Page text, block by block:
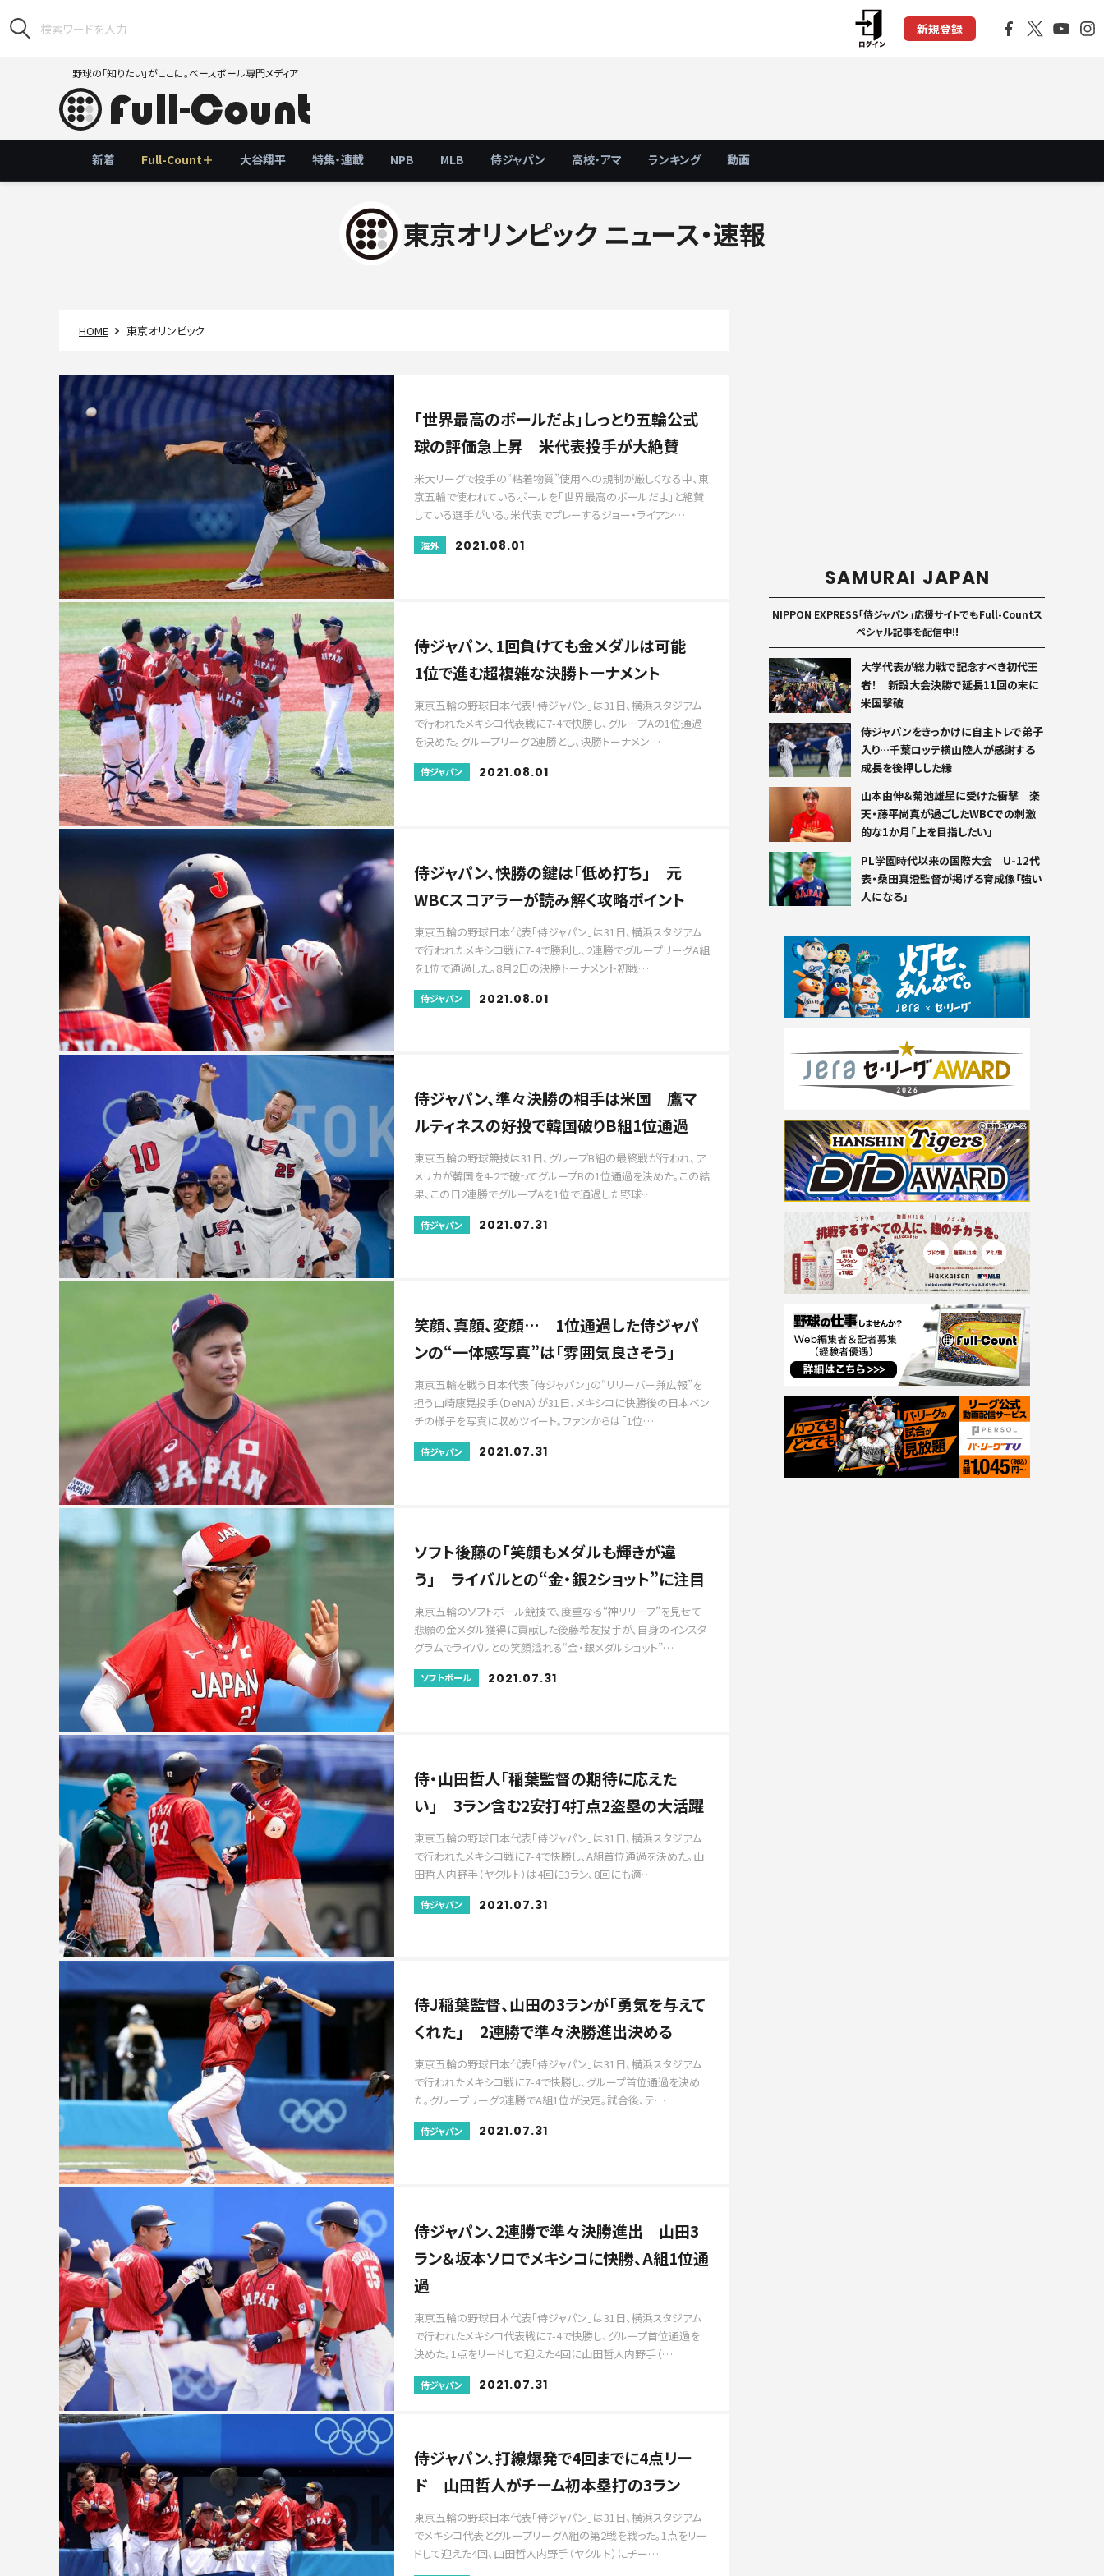
新規登録
野球の「知りたい」がここに。ベースボール専門メディア
新着 Full-Count＋ 大谷翔平 特集・連載 NPB MLB 侍ジャパン 高校・アマ ランキング 動画
東京オリンピック ニュース・速報
HOME 東京オリンピック
「世界最高のボールだよ」しっとり五輪公式
球の評価急上昇 米代表投手が大絶賛
米大リーグで投手の“粘着物質”使用への規制が厳しくなる中、東
京五輪で使われているボールを「世界最高のボールだよ」と絶賛
している選手がいる。米代表でプレーするジョー・ライアン…
海外 2021.08.01
侍ジャパン、1回負けても金メダルは可能
1位で進む超複雑な決勝トーナメント
東京五輪の野球日本代表「侍ジャパン」は31日、横浜スタジアム
で行われたメキシコ代表戦に7-4で快勝し、グループAの1位通過
を決めた。グループリーグ2連勝とし、決勝トーナメン…
侍ジャパン 2021.08.01
侍ジャパン、快勝の鍵は「低め打ち」 元
WBCスコアラーが読み解く攻略ポイント
東京五輪の野球日本代表「侍ジャパン」は31日、横浜スタジアム
で行われたメキシコ戦に7-4で勝利し、2連勝でグループリーグA組
を1位で通過した。8月2日の決勝トーナメント初戦…
侍ジャパン 2021.08.01
侍ジャパン、準々決勝の相手は米国 鷹マ
ルティネスの好投で韓国破りB組1位通過
東京五輪の野球競技は31日、グループB組の最終戦が行われ、ア
メリカが韓国を4-2で破ってグループBの1位通過を決めた。この結
果、この日2連勝でグループAを1位で通過した野球…
侍ジャパン 2021.07.31
笑顔、真顔、変顔… 1位通過した侍ジャパ
ンの“一体感写真”は「雰囲気良さそう」
東京五輪を戦う日本代表「侍ジャパン」の“リリーバー兼広報”を
担う山崎康晃投手（DeNA）が31日、メキシコに快勝後の日本ベン
チの様子を写真に収めツイート。ファンからは「1位…
侍ジャパン 2021.07.31
ソフト後藤の「笑顔もメダルも輝きが違
う」 ライバルとの“金・銀2ショット”に注目
東京五輪のソフトボール競技で、度重なる“神リリーフ”を見せて
悲願の金メダル獲得に貢献した後藤希友投手が、自身のインスタ
グラムでライバルとの笑顔溢れる“金・銀メダルショット”…
ソフトボール 2021.07.31
侍・山田哲人「稲葉監督の期待に応えた
い」 3ラン含む2安打4打点2盗塁の大活躍
東京五輪の野球日本代表「侍ジャパン」は31日、横浜スタジアム
で行われたメキシコ戦に7-4で快勝し、A組首位通過を決めた。山
田哲人内野手（ヤクルト）は4回に3ラン、8回にも適…
侍ジャパン 2021.07.31
侍J稲葉監督、山田の3ランが「勇気を与えて
くれた」 2連勝で準々決勝進出決める
東京五輪の野球日本代表「侍ジャパン」は31日、横浜スタジアム
で行われたメキシコ戦に7-4で快勝し、グループ首位通過を決め
た。グループリーグ2連勝でA組1位が決定。試合後、テ…
侍ジャパン 2021.07.31
侍ジャパン、2連勝で準々決勝進出 山田3
ラン＆坂本ソロでメキシコに快勝、A組1位通
過
東京五輪の野球日本代表「侍ジャパン」は31日、横浜スタジアム
で行われたメキシコ代表戦に7-4で快勝し、グループ首位通過を
決めた。1点をリードして迎えた4回に山田哲人内野手（…
侍ジャパン 2021.07.31
侍ジャパン、打線爆発で4回までに4点リー
ド 山田哲人がチーム初本塁打の3ラン
東京五輪の野球日本代表「侍ジャパン」は31日、横浜スタジアム
でメキシコ代表とグループリーグA組の第2戦を戦った。1点をリー
ドして迎えた4回、山田哲人内野手（ヤクルト）にチー…
SAMURAI JAPAN
NIPPON EXPRESS「侍ジャパン」応援サイトでもFull-Countス
ペシャル記事を配信中!!
大学代表が総力戦で記念すべき初代王
者！ 新設大会決勝で延長11回の末に
米国撃破
侍ジャパンをきっかけに自主トレで弟子
入り…千葉ロッテ横山陸人が感謝する
成長を後押しした縁
山本由伸＆菊池雄星に受けた衝撃 楽
天・藤平尚真が過ごしたWBCでの刺激
的な1か月「上を目指したい」
PL学園時代以来の国際大会 U-12代
表・桑田真澄監督が掲げる育成像「強い
人になる」